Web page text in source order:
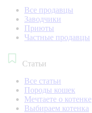
Все продавцы
Заводчики
Приюты
Частные продавцы
Статьи
Все статьи
Породы кошек
Мечтаете о котенке
Выбираем котенка